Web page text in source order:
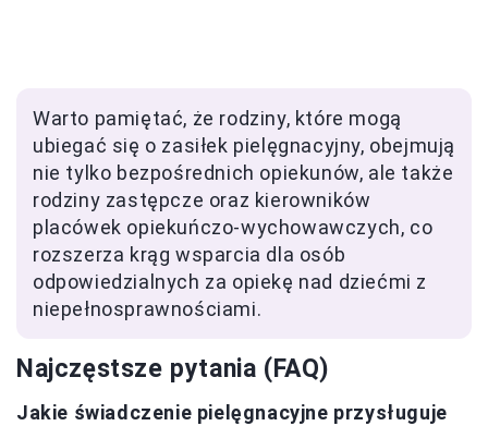
Warto pamiętać, że rodziny, które mogą
ubiegać się o zasiłek pielęgnacyjny, obejmują
nie tylko bezpośrednich opiekunów, ale także
rodziny zastępcze oraz kierowników
placówek opiekuńczo-wychowawczych, co
rozszerza krąg wsparcia dla osób
odpowiedzialnych za opiekę nad dziećmi z
niepełnosprawnościami.
Najczęstsze pytania (FAQ)
Jakie świadczenie pielęgnacyjne przysługuje